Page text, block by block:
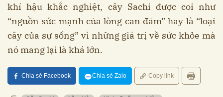
khí hậu khắc nghiệt, cây Sachi được coi như
“nguồn sức mạnh của lòng can đảm” hay là “loại
cây của sự sống” vì những giá trị về sức khỏe mà
nó mang lại là khá lớn.
Chia sẻ Facebook Chia sẻ Zalo Copy link